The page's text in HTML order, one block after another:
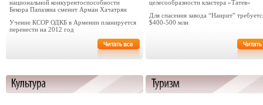
национальной конкурентоспособности
Бекора Папазяна сменит Арман Хачатрян
Учение КСОР ОДКБ в Армении планируется
перенести на 2012 год
целесообразности кластера «Татев»
Для cпасения завода “Наирит”
$400-500 млн